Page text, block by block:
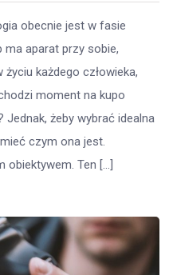
obecnie jest w fasie
aparat przy sobie,
każdego człowieka,
moment na kupo
żeby wybrać idealna
czym ona jest.
obiektywem. Ten […]